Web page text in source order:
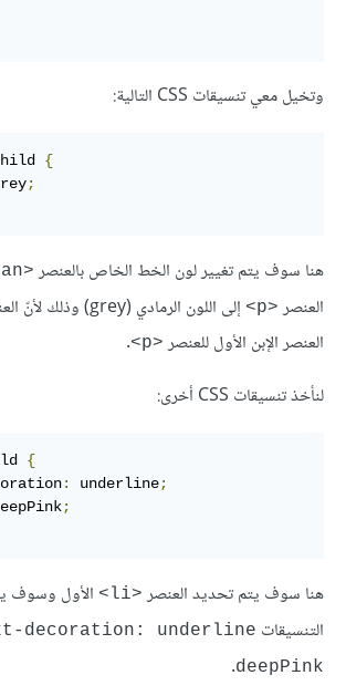
وتخيل معي تنسيقات CSS التالية:
{
;
هنا سوف يتم تغيير لون الخط الخاص بالعنصر <span>
العنصر <p> إلى اللون الرمادي (grey) وذلك لأنّ العنصر
العنصر الإبن الأول للعنصر <p>
.
لنأخذ تنسيقات CSS أخرى:
{
: underline;
;
هنا سوف يتم تحديد العنصر <li>
الأول وسوف
التنسيقات decoration: underline
deepPink
.